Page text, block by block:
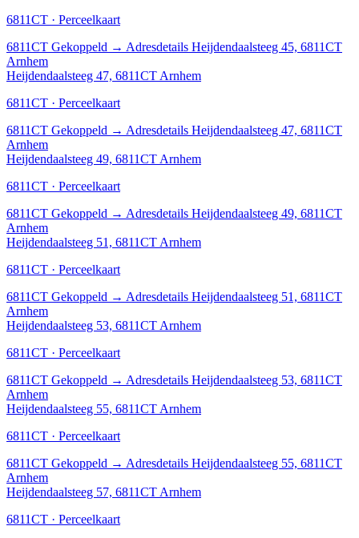
6811CT · Perceelkaart
6811CT Gekoppeld → Adresdetails Heijdendaalsteeg 45, 6811CT
Arnhem
Heijdendaalsteeg 47, 6811CT Arnhem
6811CT · Perceelkaart
6811CT Gekoppeld → Adresdetails Heijdendaalsteeg 47, 6811CT
Arnhem
Heijdendaalsteeg 49, 6811CT Arnhem
6811CT · Perceelkaart
6811CT Gekoppeld → Adresdetails Heijdendaalsteeg 49, 6811CT
Arnhem
Heijdendaalsteeg 51, 6811CT Arnhem
6811CT · Perceelkaart
6811CT Gekoppeld → Adresdetails Heijdendaalsteeg 51, 6811CT
Arnhem
Heijdendaalsteeg 53, 6811CT Arnhem
6811CT · Perceelkaart
6811CT Gekoppeld → Adresdetails Heijdendaalsteeg 53, 6811CT
Arnhem
Heijdendaalsteeg 55, 6811CT Arnhem
6811CT · Perceelkaart
6811CT Gekoppeld → Adresdetails Heijdendaalsteeg 55, 6811CT
Arnhem
Heijdendaalsteeg 57, 6811CT Arnhem
6811CT · Perceelkaart